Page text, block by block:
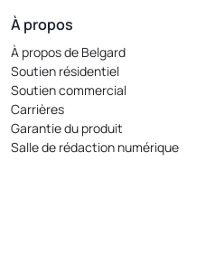
À propos
À propos de Belgard
Soutien résidentiel
Soutien commercial
Carrières
opens in a new tab
Garantie du produit
Salle de rédaction numérique